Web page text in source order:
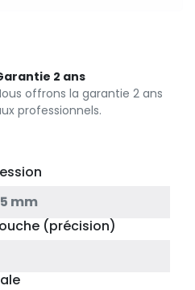
2 ans
offrons la garantie 2 ans
professionnels.
mm
(précision)